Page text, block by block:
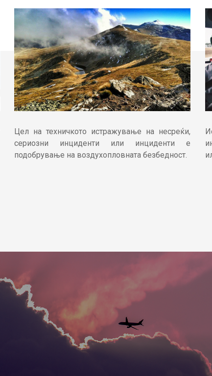
Цел на техничкото истражување на несреќи,
сериозни инциденти или инциденти е
подобрување на воздухопловната безбедност.